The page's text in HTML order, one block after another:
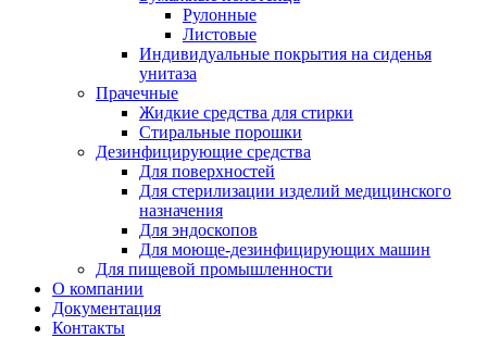
Рулонные
Листовые
Индивидуальные покрытия на сиденья
унитаза
Прачечные
Жидкие средства для стирки
Стиральные порошки
Дезинфицирующие средства
Для поверхностей
Для стерилизации изделий медицинского
назначения
Для эндоскопов
Для моюще-дезинфицирующих машин
Для пищевой промышленности
О компании
Документация
Контакты